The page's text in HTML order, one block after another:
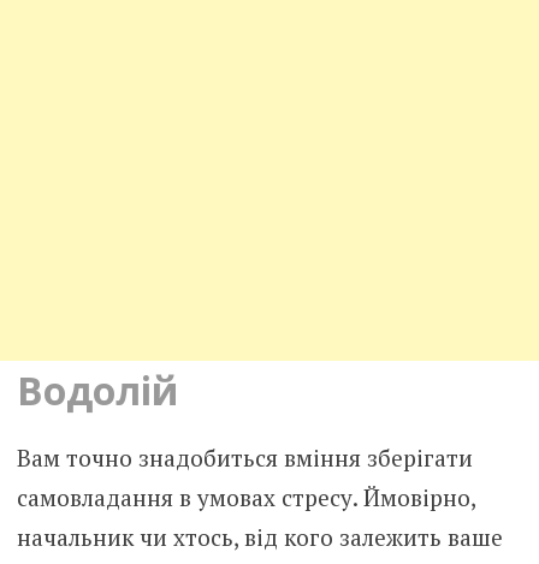
Водолій
Вам точно знадобиться вміння зберігати
самовладання в умовах стресу. Ймовірно,
начальник чи хтось, від кого залежить ваше